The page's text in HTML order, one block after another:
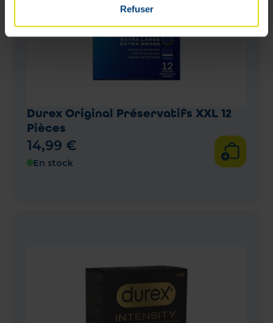
Refuser
Durex Original Préservatifs XXL 12
Pièces
14,99 €
En stock